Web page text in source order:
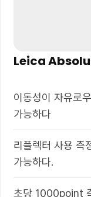
Leica
이동성이 자유로
가능하다
리플렉터 사용
가능하다.
초당 1000point